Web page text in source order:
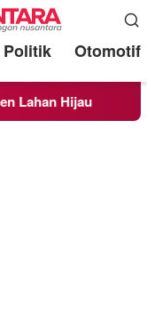
Politik Otomotif
Beredar Surat